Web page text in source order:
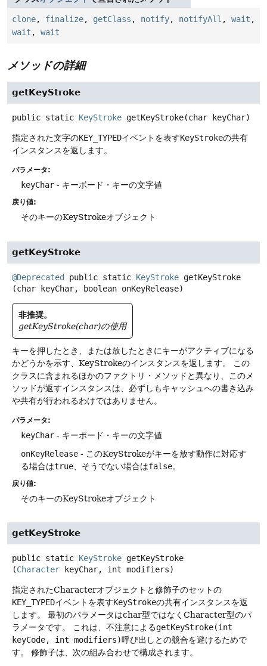
clone, finalize, getClass , notify, notifyAll , wait ,
wait , wait
メソッドの詳細
getKeyStroke
public static KeyStroke getKeyStroke(char keyChar)
指定された文字のKEY_TYPEDイベントを表すKeyStrokeの共有
インスタンスを返します。
パラメータ:
keyChar - キーボード・キーの文字値
戻り値:
そのキーのKeyStrokeオブジェクト
getKeyStroke
@Deprecated public static KeyStroke getKeyStroke
(char keyChar, boolean onKeyRelease)
非推奨。
getKeyStroke(char)の使用
キーを押したとき、または放したときにキーがアクティブになる
かどうかを示す、KeyStrokeのインスタンスを返します。
この
クラスに含まれるほかのファクトリ・メソッドと異なり、このメ
ソッドが返すインスタンスは、必ずしもキャッシュへの書き込み
や共有が行われるわけではありません。
パラメータ:
keyChar - キーボード・キーの文字値
onKeyRelease - このKeyStrokeがキーを放す動作に対応す
る場合はtrue 、そうでない場合はfalse。
戻り値:
そのキーのKeyStrokeオブジェクト
getKeyStroke
public static KeyStroke getKeyStroke
(Character keyChar, int modifiers)
指定されたCharacterオブジェクトと修飾子のセットの
KEY_TYPEDイベントを表すKeyStrokeの共有インスタンスを返
します。
最初のパラメータはchar型ではなくCharacter型のパ
ラメータです。
これは、不注意によるgetKeyStroke(int
keyCode, int modifiers)呼び出しとの競合を避けるためで
す。
修飾子は、次の組み合わせで構成されます。